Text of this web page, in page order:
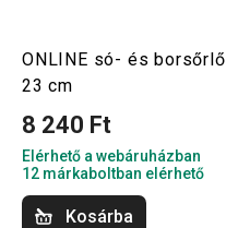
ONLINE só- és borsőrlő
23 cm
8 240 Ft
Elérhető a webáruházban
12 márkaboltban elérhető
Kosárba